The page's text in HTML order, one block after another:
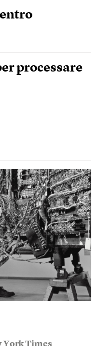
processare
York Times